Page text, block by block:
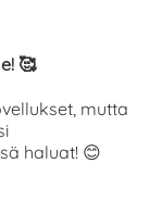
🥰
mutta
haluat! 😊